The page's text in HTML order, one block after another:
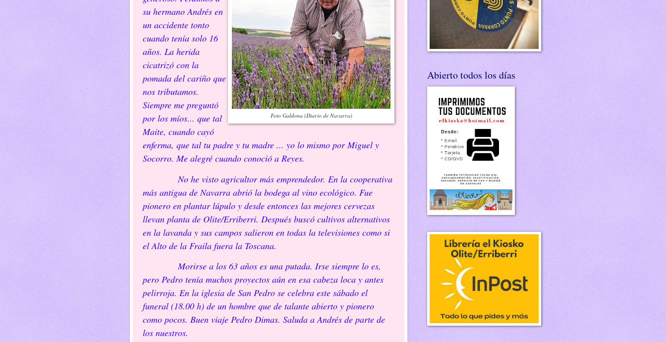
Foto Galdona (Diario de Navarra)
su hermano Andrés en
un accidente tonto
cuando tenía solo 16
años. La herida
cicatrizó con la
pomada del cariño que
nos tributamos.
Siempre me preguntó
por los míos... que tal
Maite, cuando cayó
enferma, que tal tu padre y tu madre ... yo lo mismo por Miguel y
Socorro. Me alegré cuando conoció a Reyes.
No he visto agricultor más emprendedor. En la cooperativa
más antigua de Navarra abrió la bodega al vino ecológico. Fue
pionero en plantar lúpulo y desde entonces las mejores cervezas
llevan planta de Olite/Erriberri. Después buscó cultivos alternativos
en la lavanda y sus campos salieron en todas la televisiones como si
el Alto de la Fraila fuera la Toscana.
Morirse a los 63 años es una putada. Irse siempre lo es,
pero Pedro tenía muchos proyectos aún en esa cabeza loca y antes
pelirroja. En la iglesia de San Pedro se celebra este sábado el
funeral (18.00 h) de un hombre que de talante abierto y pionero
como pocos. Buen viaje Pedro Dimas. Saluda a Andrés de parte de
los nuestros.
Abierto todos los días